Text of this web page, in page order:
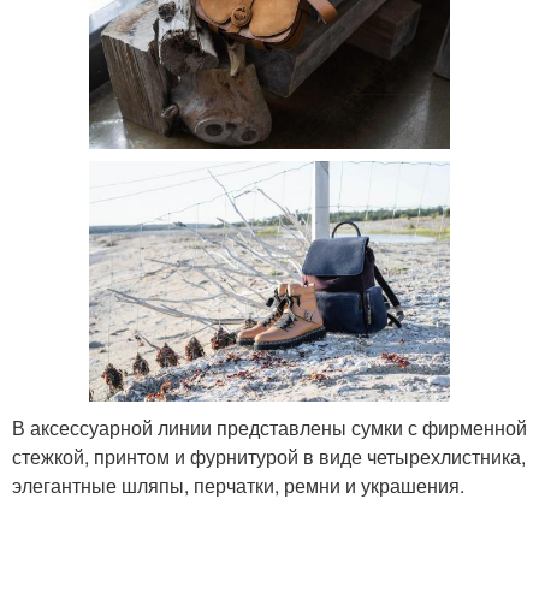
В аксессуарной линии представлены сумки с фирменной
стежкой, принтом и фурнитурой в виде четырехлистника,
элегантные шляпы, перчатки, ремни и украшения.